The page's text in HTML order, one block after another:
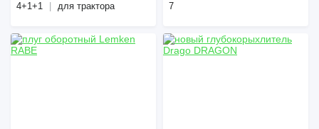
4+1+1 для трактора 7